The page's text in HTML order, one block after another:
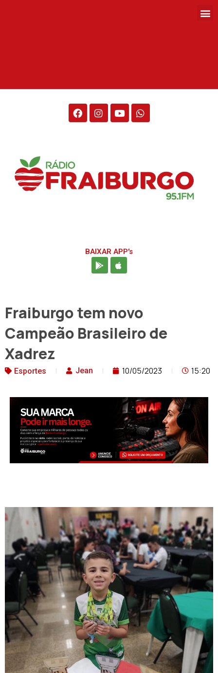
BAIXAR APP's
Fraiburgo tem novo
Campeão Brasileiro de
Xadrez
Esportes Jean 10/05/2023 15:20